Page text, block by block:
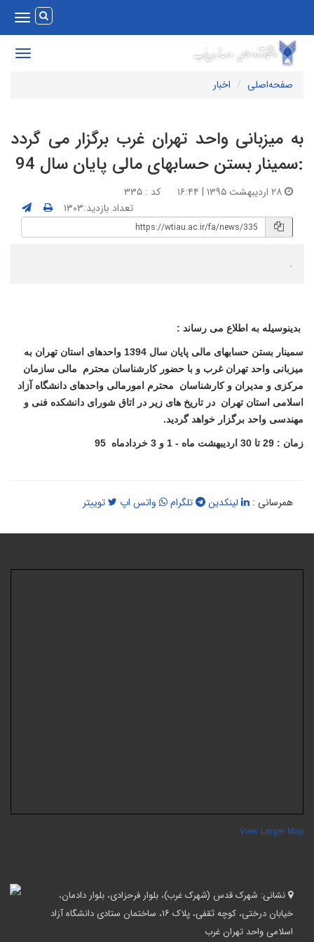
Toggle
Toggle
صفحه‌اصلی
اخبار
میزبانی واحد تهران غرب برگزار می گردد
بستن حسابهای مالی پایان سال 94
کد : ۳۳۵
تعداد بازدید:۱۳۰۳
به اطلاع می رساند :
سمینار بستن حسابهای مالی پایان سال 1394 واحدهای استان تهران به
واحد تهران غرب و با حضور کارشناسان محترم مالی سازمان
و مدیران و کارشناسان محترم امورمالی واحدهای دانشگاه آزاد
استان تهران در تاریخ های زیر در اتاق شورای دانشکده فنی و
واحد برگزار خواهد گردید.
تا 30 اردیبهشت ماه - 1 و 3 خردادماه 95
همرسانی : لینکدین تلگرام واتس اپ توییتر
View Larger
نشانی:شهرک قدس (شهرک غرب)، بلوار فرحزادی، بلوار دادمان،
خیابان درختی، کوچه ثقفی، پلاک ۱۶، ساختمان ستادی دانشگاه آزاد
اسلامی واحد تهران غرب